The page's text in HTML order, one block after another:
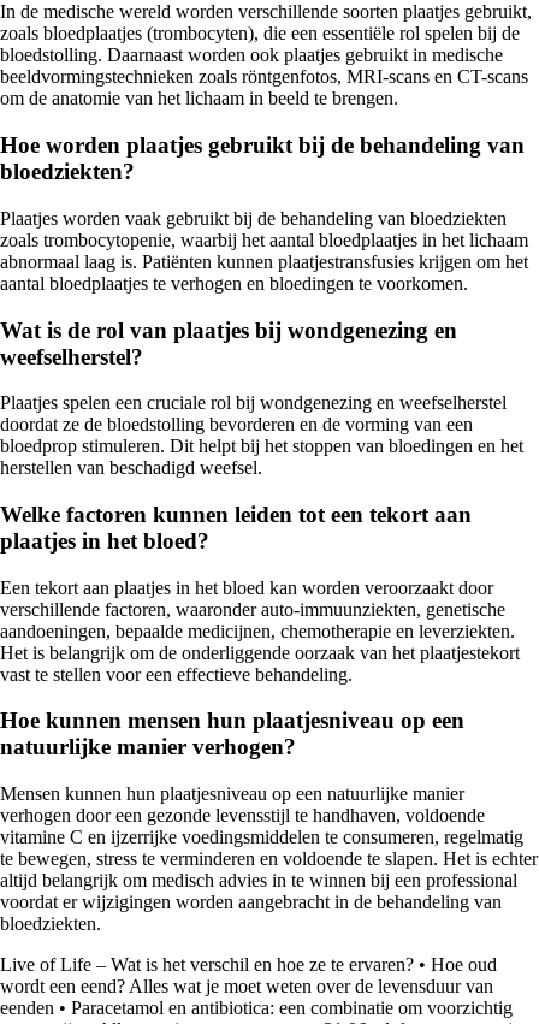
In de medische wereld worden verschillende soorten plaatjes gebruikt,
zoals bloedplaatjes (trombocyten), die een essentiële rol spelen bij de
bloedstolling. Daarnaast worden ook plaatjes gebruikt in medische
beeldvormingstechnieken zoals röntgenfotos, MRI-scans en CT-scans
om de anatomie van het lichaam in beeld te brengen.
Hoe worden plaatjes gebruikt bij de behandeling van
bloedziekten?
Plaatjes worden vaak gebruikt bij de behandeling van bloedziekten
zoals trombocytopenie, waarbij het aantal bloedplaatjes in het lichaam
abnormaal laag is. Patiënten kunnen plaatjestransfusies krijgen om het
aantal bloedplaatjes te verhogen en bloedingen te voorkomen.
Wat is de rol van plaatjes bij wondgenezing en
weefselherstel?
Plaatjes spelen een cruciale rol bij wondgenezing en weefselherstel
doordat ze de bloedstolling bevorderen en de vorming van een
bloedprop stimuleren. Dit helpt bij het stoppen van bloedingen en het
herstellen van beschadigd weefsel.
Welke factoren kunnen leiden tot een tekort aan
plaatjes in het bloed?
Een tekort aan plaatjes in het bloed kan worden veroorzaakt door
verschillende factoren, waaronder auto-immuunziekten, genetische
aandoeningen, bepaalde medicijnen, chemotherapie en leverziekten.
Het is belangrijk om de onderliggende oorzaak van het plaatjestekort
vast te stellen voor een effectieve behandeling.
Hoe kunnen mensen hun plaatjesniveau op een
natuurlijke manier verhogen?
Mensen kunnen hun plaatjesniveau op een natuurlijke manier
verhogen door een gezonde levensstijl te handhaven, voldoende
vitamine C en ijzerrijke voedingsmiddelen te consumeren, regelmatig
te bewegen, stress te verminderen en voldoende te slapen. Het is echter
altijd belangrijk om medisch advies in te winnen bij een professional
voordat er wijzigingen worden aangebracht in de behandeling van
bloedziekten.
Live of Life – Wat is het verschil en hoe ze te ervaren? • Hoe oud
wordt een eend? Alles wat je moet weten over de levensduur van
eenden • Paracetamol en antibiotica: een combinatie om voorzichtig